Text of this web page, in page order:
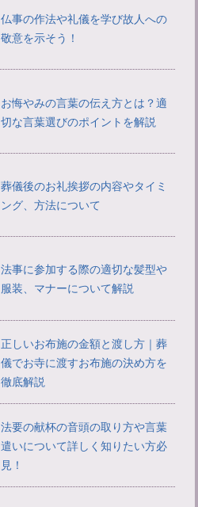
仏事の作法や礼儀を学び故人への
敬意を示そう！
お悔やみの言葉の伝え方とは？適
切な言葉選びのポイントを解説
葬儀後のお礼挨拶の内容やタイミ
ング、方法について
法事に参加する際の適切な髪型や
服装、マナーについて解説
正しいお布施の金額と渡し方｜葬
儀でお寺に渡すお布施の決め方を
徹底解説
法要の献杯の音頭の取り方や言葉
遣いについて詳しく知りたい方必
見！